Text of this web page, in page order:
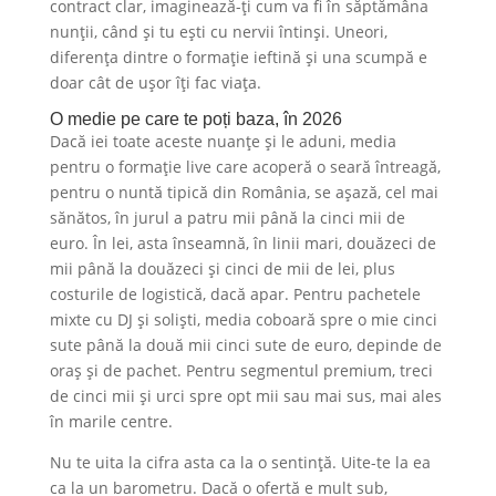
contract clar, imaginează-ți cum va fi în săptămâna
nunții, când și tu ești cu nervii întinși. Uneori,
diferența dintre o formație ieftină și una scumpă e
doar cât de ușor îți fac viața.
O medie pe care te poți baza, în 2026
Dacă iei toate aceste nuanțe și le aduni, media
pentru o formație live care acoperă o seară întreagă,
pentru o nuntă tipică din România, se așază, cel mai
sănătos, în jurul a patru mii până la cinci mii de
euro. În lei, asta înseamnă, în linii mari, douăzeci de
mii până la douăzeci și cinci de mii de lei, plus
costurile de logistică, dacă apar. Pentru pachetele
mixte cu DJ și soliști, media coboară spre o mie cinci
sute până la două mii cinci sute de euro, depinde de
oraș și de pachet. Pentru segmentul premium, treci
de cinci mii și urci spre opt mii sau mai sus, mai ales
în marile centre.
Nu te uita la cifra asta ca la o sentință. Uite-te la ea
ca la un barometru. Dacă o ofertă e mult sub,